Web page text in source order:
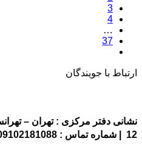
3
4
…
37
ارتباط با جویندگان
نشانی دفتر مرکزی : تهران –
12 | شماره تماس : 09102181088